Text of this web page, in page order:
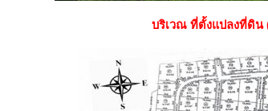
บริเวณ ที่ตั้งแปลงที่ดิน